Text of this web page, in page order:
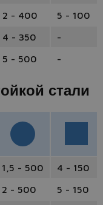
2 - 400
5 - 100
4 - 350
-
5 - 500 -
стали
1,5 - 500
4 - 150
2 - 500
5 - 150